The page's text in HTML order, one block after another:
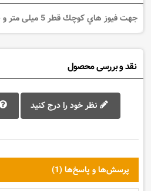
جهت فيوز هاي كوچك قطر 5 میلی متر و طول 20 میلی متر
نقد و بررسی محصول
نظر خود را درج کنید
پرسش‌ها و پاسخ‌ها (1)